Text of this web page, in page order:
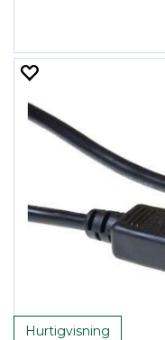
Hurtigvisning